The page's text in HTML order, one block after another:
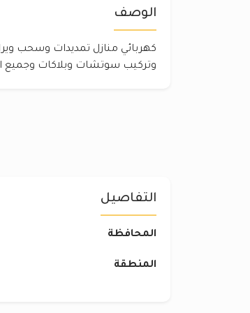
الوصف
وتركيب سوتشات وبلاكات وجميع
التفاصيل
المحافظة
المنطقة